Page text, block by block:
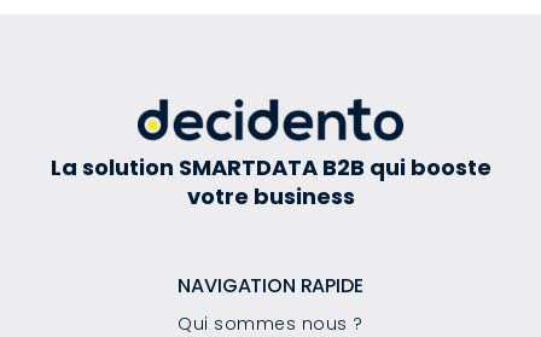
La solution SMARTDATA B2B qui booste
votre business
NAVIGATION RAPIDE
Qui sommes nous ?